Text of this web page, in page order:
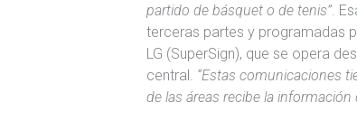
partido de básquet o de tenis”.
terceras partes y programadas
LG (SuperSign), que se opera
central. “Estas comunicaciones
de las áreas recibe la